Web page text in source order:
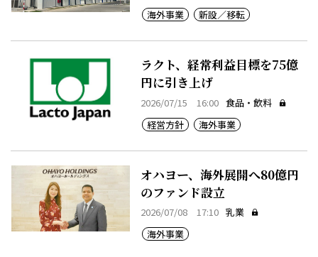
海外事業
新設／移転
ラクト、経常利益目標を75億
円に引き上げ
2026/07/15 16:00 食品・飲料
経営方針
海外事業
オハヨー、海外展開へ80億円
のファンド設立
2026/07/08 17:10 乳業
海外事業